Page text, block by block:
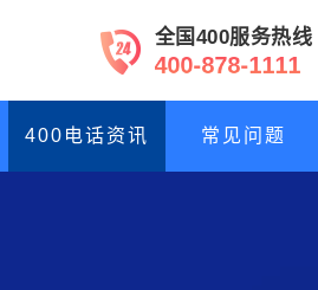
全国400服务热线
400-878-1111
400电话资讯 常见问题